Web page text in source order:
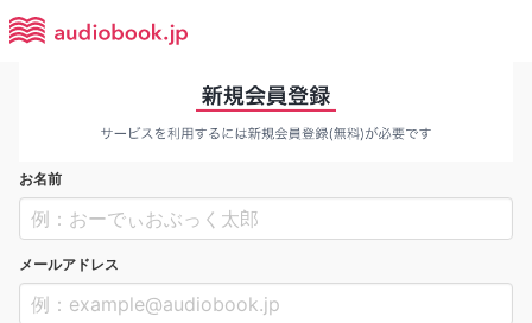
お名前
メールアドレス